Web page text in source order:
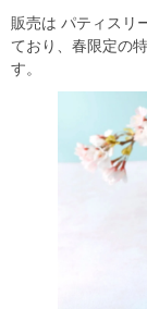
販売は パティスリ
ており、春限定の
す。